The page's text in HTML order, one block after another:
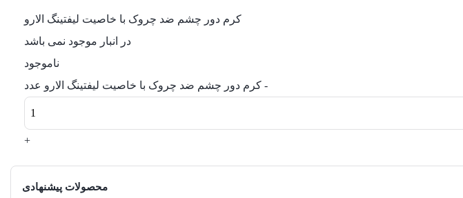
کرم دور چشم ضد چروک با خاصیت لیفتینگ الارو
در انبار موجود نمی باشد
ناموجود
کرم دور چشم ضد چروک با خاصیت لیفتینگ الارو عدد -
+
محصولات پیشنهادی